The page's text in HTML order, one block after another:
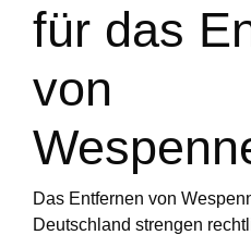
für das
von
Das Entfernen von
Deutschland strengen